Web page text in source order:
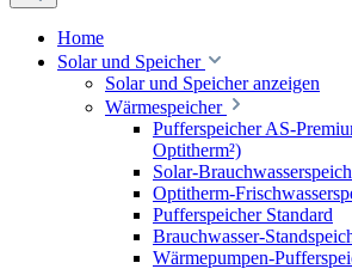
Home
Solar und Speicher
Solar und Speicher anzeigen
Wärmespeicher
Pufferspeicher AS-
Optitherm²)
Solar-
Optitherm-
Pufferspeicher Standard
Brauchwasser-
Wärmepumpen-